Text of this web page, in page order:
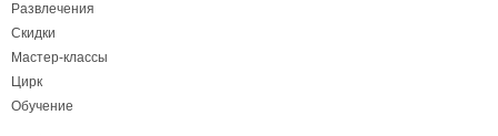
Развлечения
Скидки
Мастер-классы
Цирк
Обучение